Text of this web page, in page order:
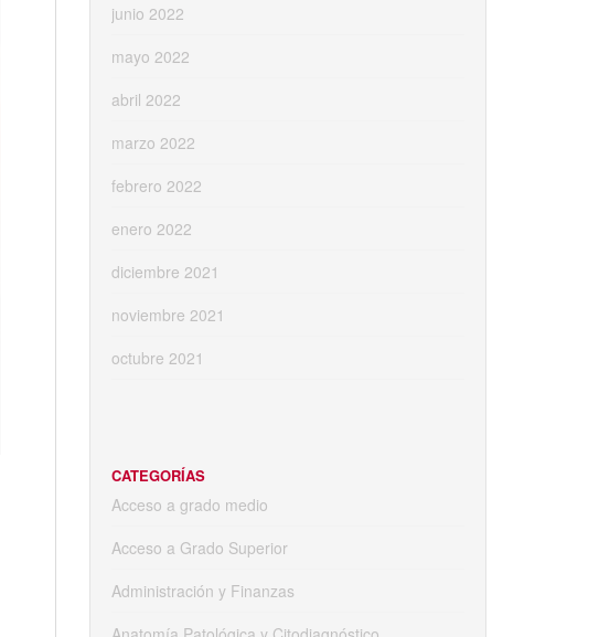
junio 2022
mayo 2022
abril 2022
marzo 2022
febrero 2022
enero 2022
diciembre 2021
noviembre 2021
octubre 2021
CATEGORÍAS
Acceso a grado medio
Acceso a Grado Superior
Administración y Finanzas